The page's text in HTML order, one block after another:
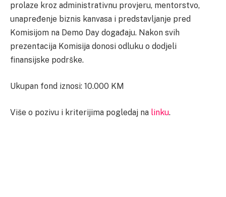
prolaze kroz administrativnu provjeru, mentorstvo,
unapređenje biznis kanvasa i predstavljanje pred
Komisijom na Demo Day događaju. Nakon svih
prezentacija Komisija donosi odluku o dodjeli
finansijske podrške.
Ukupan fond iznosi: 10.000 KM
Više o pozivu i kriterijima pogledaj na linku.